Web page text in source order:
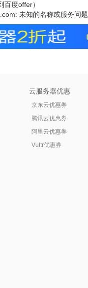
度offer）
未知的名称或服务问题
云服务器优惠
京东云优惠券
腾讯云优惠券
阿里云优惠券
Vultr优惠券